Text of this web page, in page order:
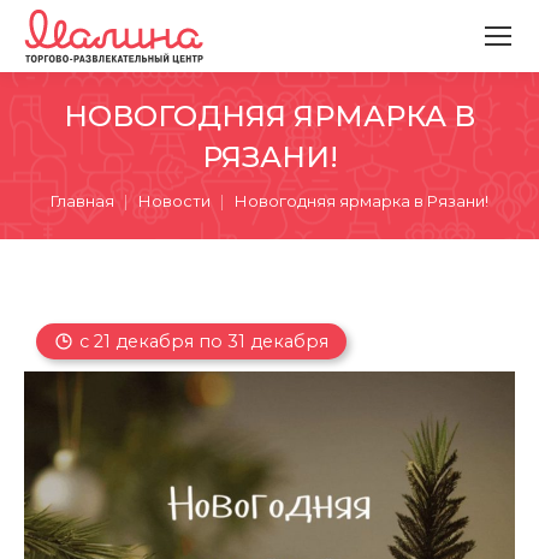
НОВОГОДНЯЯ ЯРМАРКА В
РЯЗАНИ!
Вы здесь:
Главная Новости Новогодняя ярмарка в Рязани!
с 21 декабря по 31 декабря